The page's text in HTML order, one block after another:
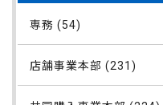
専務 (54)
店舗事業本部 (231)